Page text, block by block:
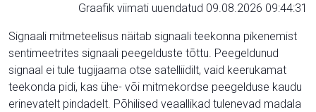
Graafik viimati uuendatud 09.08.2026 09:44:31
Signaali mitmeteelisus näitab signaali teekonna pikenemist
sentimeetrites signaali peegelduste tõttu. Peegeldunud
signaal ei tule tugijaama otse satelliidilt, vaid keerukamat
teekonda pidi, kas ühe- või mitmekordse peegelduse kaudu
erinevatelt pindadelt. Põhilised veaallikad tulenevad madala